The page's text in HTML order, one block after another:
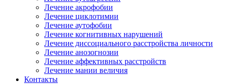
Лечение акрофобии
Лечение циклотимии
Лечение аутофобии
Лечение когнитивных нарушений
Лечение диссоциального расстройства личности
Лечение анозогнозии
Лечение аффективных расстройств
Лечение мании величия
Контакты